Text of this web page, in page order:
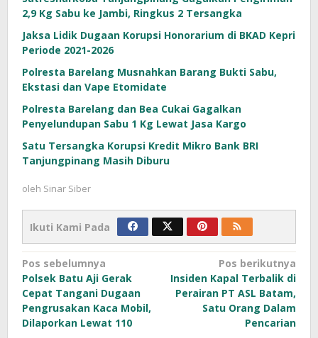
2,9 Kg Sabu ke Jambi, Ringkus 2 Tersangka
Jaksa Lidik Dugaan Korupsi Honorarium di BKAD Kepri
Periode 2021-2026
Polresta Barelang Musnahkan Barang Bukti Sabu,
Ekstasi dan Vape Etomidate
Polresta Barelang dan Bea Cukai Gagalkan
Penyelundupan Sabu 1 Kg Lewat Jasa Kargo
Satu Tersangka Korupsi Kredit Mikro Bank BRI
Tanjungpinang Masih Diburu
oleh Sinar Siber
Ikuti Kami Pada
Navigasi
pos
Pos sebelumnya
Polsek Batu Aji Gerak
Cepat Tangani Dugaan
Pengrusakan Kaca Mobil,
Dilaporkan Lewat 110
Pos berikutnya
Insiden Kapal Terbalik di
Perairan PT ASL Batam,
Satu Orang Dalam
Pencarian